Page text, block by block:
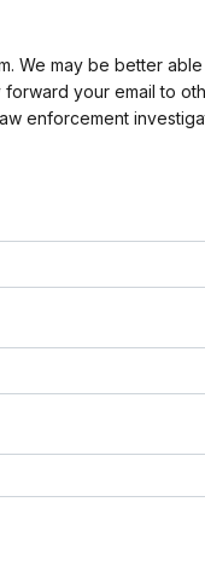
We may be better
forward your email to
enforcement